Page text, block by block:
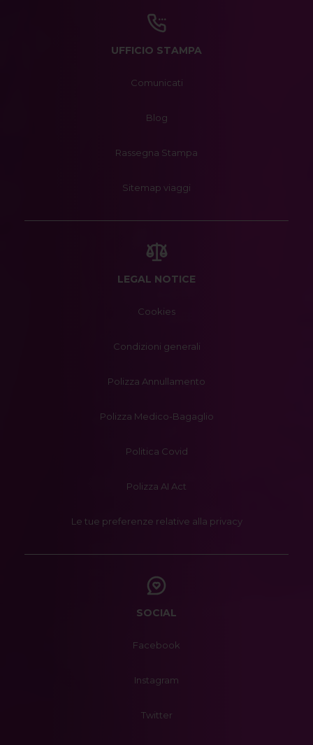
UFFICIO STAMPA
Comunicati
Blog
Rassegna Stampa
Sitemap viaggi
LEGAL NOTICE
Cookies
Condizioni generali
Polizza Annullamento
Polizza Medico-Bagaglio
Politica Covid
Polizza AI Act
Le tue preferenze relative alla privacy
SOCIAL
Facebook
Instagram
Twitter